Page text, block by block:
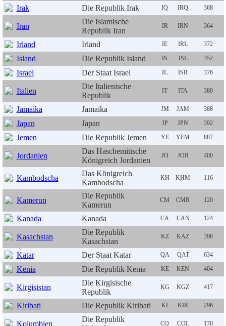
Irak Die Republik Irak IQ IRQ 368
Iran
Die Islamische
Republik Iran
IR IRN 364
Irland Irland IE IRL 372
Island Die Republik Island IS ISL 352
Israel Der Staat Israel IL ISR 376
Italien
Die Italienische
Republik
IT ITA 380
Jamaika Jamaika JM JAM 388
Japan Japan JP JPN 392
Jemen Die Republik Jemen YE YEM 887
Jordanien
Das Haschemitische
Königreich Jordanien
JO JOR 400
Kambodscha
Das Königreich
Kambodscha
KH KHM 116
Kamerun
Die Republik
Kamerun
CM CMR 120
Kanada Kanada CA CAN 124
Kasachstan
Die Republik
Kasachstan
KZ KAZ 398
Katar Der Staat Katar QA QAT 634
Kenia Die Republik Kenia KE KEN 404
Kirgisistan
Die Kirgisische
Republik
KG KGZ 417
Kiribati Die Republik Kiribati KI KIR 296
Kolumbien
Die Republik
CO COL 170